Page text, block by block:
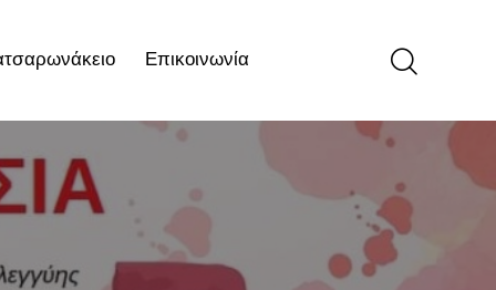
Επικοινωνία
Επικοινωνία